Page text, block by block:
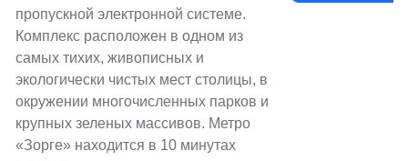
пропускной электронной системе.
Комплекс расположен в одном из
самых тихих, живописных и
экологически чистых мест столицы, в
окружении многочисленных парков и
крупных зеленых массивов. Метро
«Зорге» находится в 10 минутах